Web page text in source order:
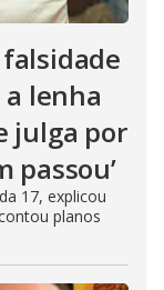
a lenha
julga por
passou’
17, explicou
planos